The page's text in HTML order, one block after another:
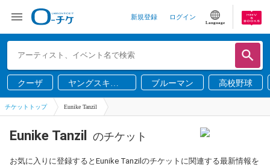
新規登録 ログイン
Language
クーザ
ヤングスキニ
ー
ブルーマン 高校野球
チケットトップ Eunike Tanzil
Eunike Tanzil のチケット
お気に入りに登録するとEunike Tanzilのチケットに関連する最新情報を